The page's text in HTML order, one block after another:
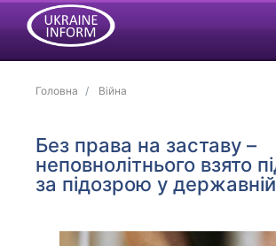
Головна Війна
Без права на заставу –
неповнолітнього взято
за підозрою у